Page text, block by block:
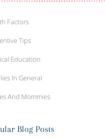
Factors
Tips
Education
In General
And Mommies
Blog Posts